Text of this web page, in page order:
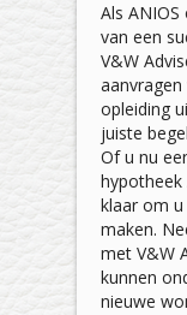
Als
van een
V&W
opleiding
juiste
Of u nu
hypotheek
klaar om
maken.
met V&W
kunnen
nieuwe